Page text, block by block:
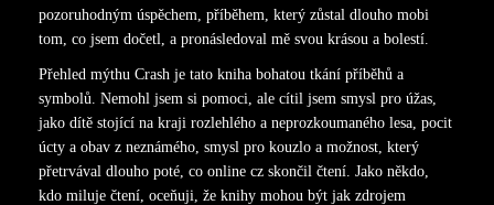
pozoruhodným úspěchem, příběhem, který zůstal dlouho mobi
tom, co jsem dočetl, a pronásledoval mě svou krásou a bolestí.
Přehled mýthu Crash je tato kniha bohatou tkání příběhů a
symbolů. Nemohl jsem si pomoci, ale cítil jsem smysl pro úžas,
jako dítě stojící na kraji rozlehlého a neprozkoumaného lesa, pocit
úcty a obav z neznámého, smysl pro kouzlo a možnost, který
přetrvával dlouho poté, co online cz skončil čtení. Jako někdo,
kdo miluje čtení, oceňuji, že knihy mohou být jak zdrojem